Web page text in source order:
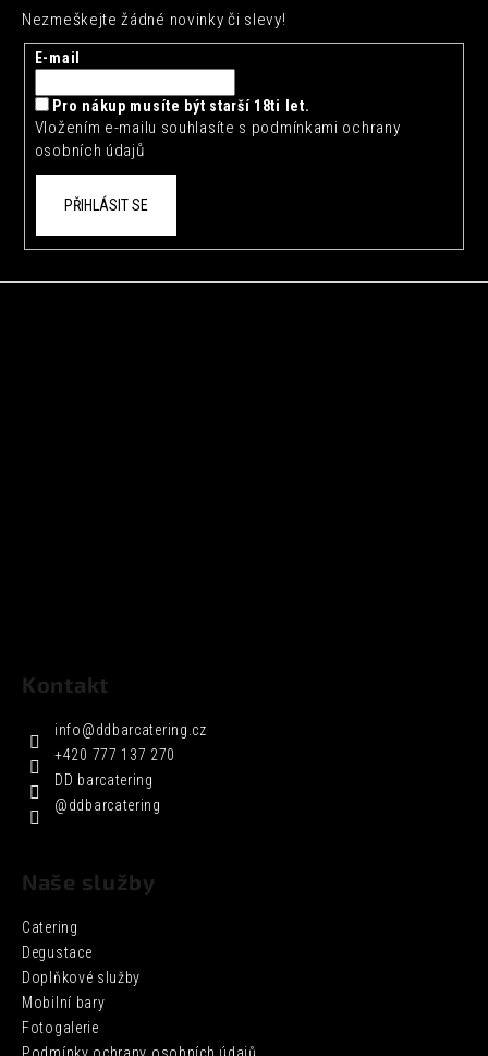
Nezmeškejte žádné novinky či slevy!
E-mail
Pro nákup musíte být starší 18ti let.
Vložením e-mailu souhlasíte s podmínkami ochrany
osobních údajů
PŘIHLÁSIT SE
Kontakt
info@ddbarcatering.cz
+420 777 137 270
DD barcatering
@ddbarcatering
Naše služby
Catering
Degustace
Doplňkové služby
Mobilní bary
Fotogalerie